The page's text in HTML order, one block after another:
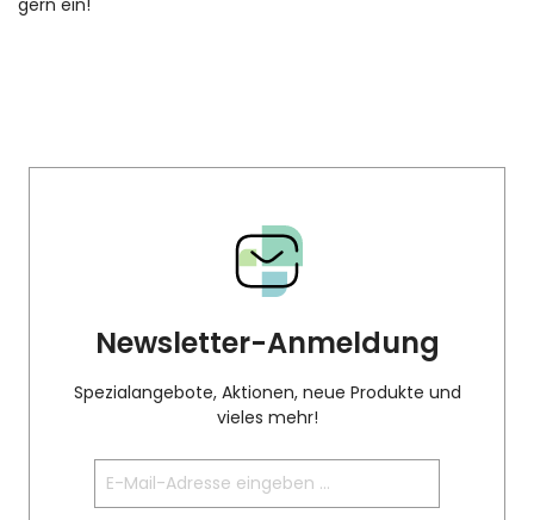
gern ein!
Newsletter-Anmeldung
Spezialangebote, Aktionen, neue Produkte und
vieles mehr!